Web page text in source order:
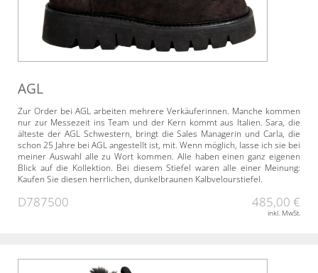
AGL
Zur Order bei AGL arbeiten mehrere Verkäuferinnen. Manche kommen
nur zur Messezeit ins Team und der Kern kommt aus Italien. Sara, die
älteste der AGL Schwestern, bringt die Sales Managerin und Carla, die
schon 25 Jahre bei AGL angestellt ist, mit. Wenn möglich, lasse ich sie bei
meiner Auswahl alle zu Wort kommen. Alle haben einen ganz eigenen
Blick auf die Kollektion. Bei diesem Stiefel waren alle einer Meinung:
Kaufen Sie diesen herrlichen, dunkelbraunen Kalbvelourstiefel.
D787500 485,00 €
inkl. MwSt.